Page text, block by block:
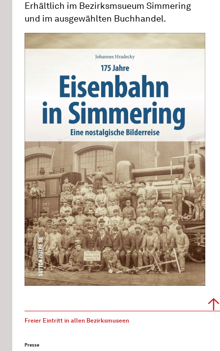
Erhältlich im Bezirksmsueum Simmering
und im ausgewählten Buchhandel.
Freier Eintritt in allen Bezirksmuseen
Presse